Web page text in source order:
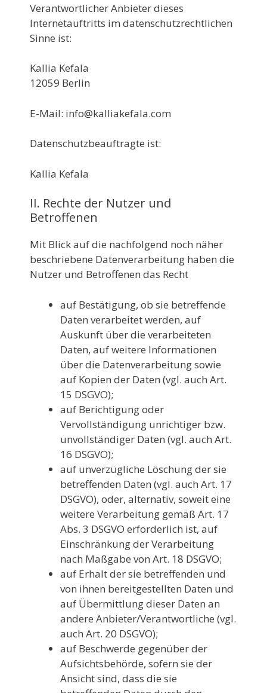
Verantwortlicher Anbieter dieses
Internetauftritts im datenschutzrechtlichen
Sinne ist:
Kallia Kefala
12059 Berlin
E-Mail: info@kalliakefala.com
Datenschutzbeauftragte ist:
Kallia Kefala
II. Rechte der Nutzer und
Betroffenen
Mit Blick auf die nachfolgend noch näher
beschriebene Datenverarbeitung haben die
Nutzer und Betroffenen das Recht
auf Bestätigung, ob sie betreffende
Daten verarbeitet werden, auf
Auskunft über die verarbeiteten
Daten, auf weitere Informationen
über die Datenverarbeitung sowie
auf Kopien der Daten (vgl. auch Art.
15 DSGVO);
auf Berichtigung oder
Vervollständigung unrichtiger bzw.
unvollständiger Daten (vgl. auch Art.
16 DSGVO);
auf unverzügliche Löschung der sie
betreffenden Daten (vgl. auch Art. 17
DSGVO), oder, alternativ, soweit eine
weitere Verarbeitung gemäß Art. 17
Abs. 3 DSGVO erforderlich ist, auf
Einschränkung der Verarbeitung
nach Maßgabe von Art. 18 DSGVO;
auf Erhalt der sie betreffenden und
von ihnen bereitgestellten Daten und
auf Übermittlung dieser Daten an
andere Anbieter/Verantwortliche (vgl.
auch Art. 20 DSGVO);
auf Beschwerde gegenüber der
Aufsichtsbehörde, sofern sie der
Ansicht sind, dass die sie